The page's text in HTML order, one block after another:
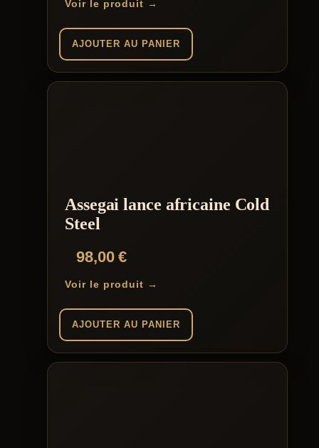
Voir le produit →
AJOUTER AU PANIER
Assegai lance africaine Cold
Steel
98,00€
Voir le produit →
AJOUTER AU PANIER